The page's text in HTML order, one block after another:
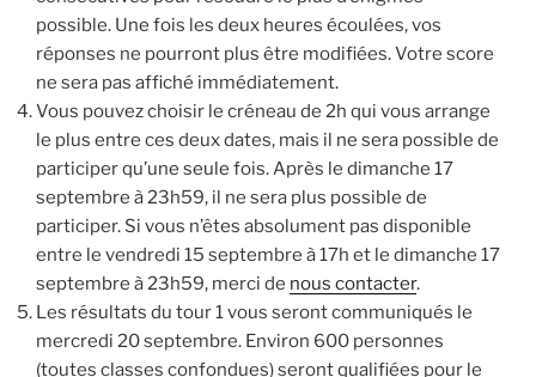
possible. Une fois les deux heures écoulées, vos
réponses ne pourront plus être modifiées. Votre score
ne sera pas affiché immédiatement.
Vous pouvez choisir le créneau de 2h qui vous arrange
le plus entre ces deux dates, mais il ne sera possible de
participer qu’une seule fois. Après le dimanche 17
septembre à 23h59, il ne sera plus possible de
participer. Si vous n’êtes absolument pas disponible
entre le vendredi 15 septembre à 17h et le dimanche 17
septembre à 23h59, merci de nous contacter.
Les résultats du tour 1 vous seront communiqués le
mercredi 20 septembre. Environ 600 personnes
(toutes classes confondues) seront qualifiées pour le